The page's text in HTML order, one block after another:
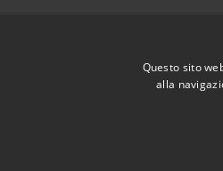
Questo sito
alla